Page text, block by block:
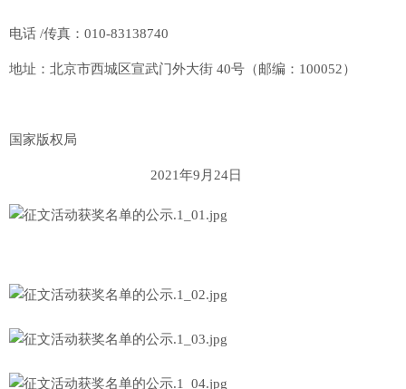
电话 /传真：010-83138740
地址：北京市西城区宣武门外大街 40号（邮编：100052）
国家版权局
2021年9月24日